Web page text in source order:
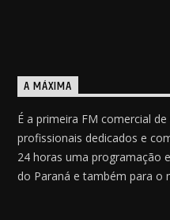
A MÁXIMA
É a primeira FM comercial
profissionais dedicados e
24 horas uma programação
do Paraná e também para o